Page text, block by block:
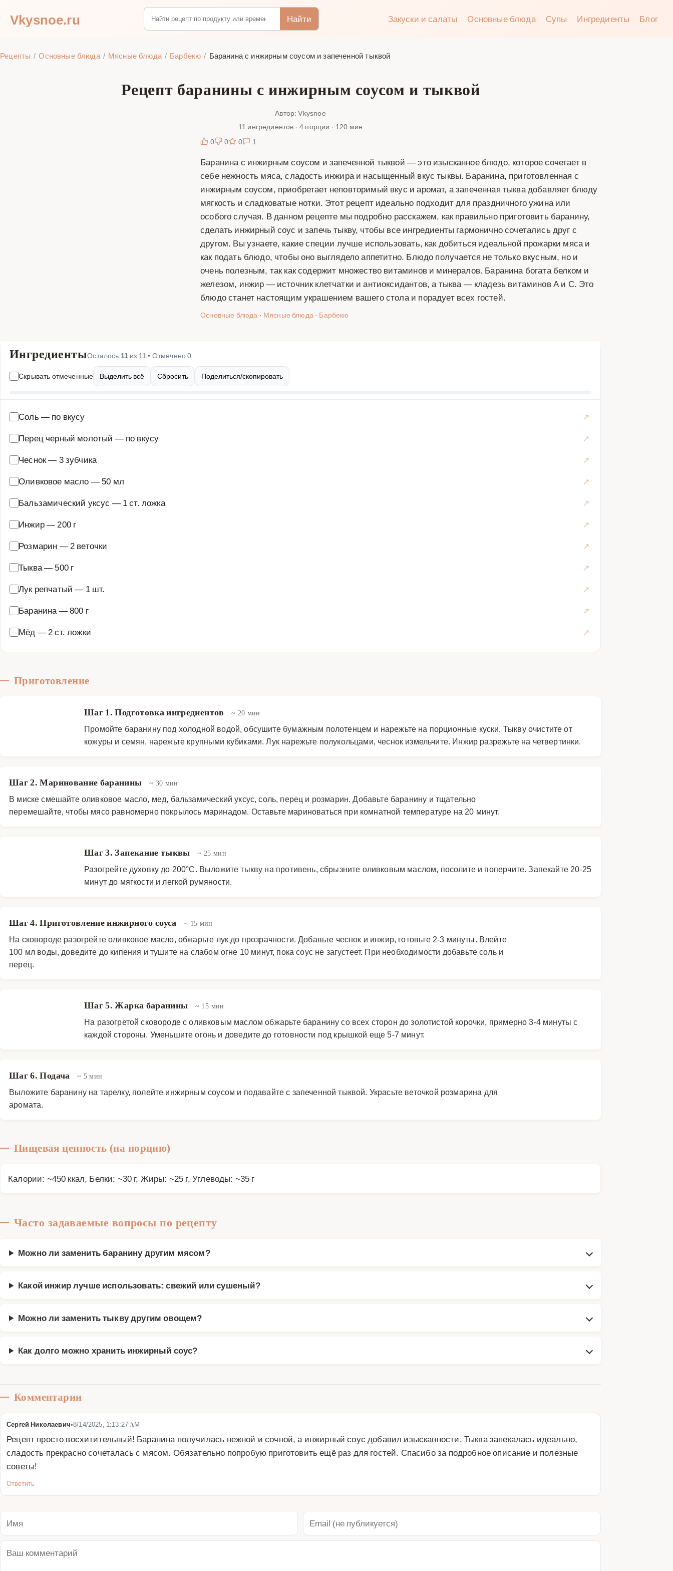
Vkysnoe.ru Найти Закуски и салаты Основные блюда Супы Ингредиенты Блог
Рецепты Основные блюда Мясные блюда Барбекю Баранина с инжирным соусом и запеченной тыквой
Рецепт баранины с инжирным соусом и тыквой
Автор: Vkysnoe
11 ингредиентов · 4 порции · 120 мин
0
0 0 1
Баранина с инжирным соусом и запеченной тыквой — это изысканное блюдо, которое сочетает в
себе нежность мяса, сладость инжира и насыщенный вкус тыквы. Баранина, приготовленная с
инжирным соусом, приобретает неповторимый вкус и аромат, а запеченная тыква добавляет блюду
мягкость и сладковатые нотки. Этот рецепт идеально подходит для праздничного ужина или
особого случая. В данном рецепте мы подробно расскажем, как правильно приготовить баранину,
сделать инжирный соус и запечь тыкву, чтобы все ингредиенты гармонично сочетались друг с
другом. Вы узнаете, какие специи лучше использовать, как добиться идеальной прожарки мяса и
как подать блюдо, чтобы оно выглядело аппетитно. Блюдо получается не только вкусным, но и
очень полезным, так как содержит множество витаминов и минералов. Баранина богата белком и
железом, инжир — источник клетчатки и антиоксидантов, а тыква — кладезь витаминов А и С. Это
блюдо станет настоящим украшением вашего стола и порадует всех гостей.
Основные блюда · Мясные блюда· Барбекю
ИнгредиентыОсталось 11 из 11 • Отмечено0
Скрывать отмеченные Выделить всё Сбросить Поделиться/скопировать
Соль — по вкусу
Перец черный молотый — по вкусу
Чеснок— 3 зубчика
Оливковое масло — 50 мл
Бальзамический уксус — 1 ст. ложка
Инжир— 200 г
Розмарин — 2 веточки
Тыква— 500 г
Лук репчатый — 1 шт.
Баранина —800 г
Мёд — 2 ст. ложки
Приготовление
Шаг 1. Подготовка ингредиентов ~ 20 мин
Промойте баранину под холодной водой, обсушите бумажным полотенцем и нарежьте на порционные куски. Тыкву очистите от
кожуры и семян, нарежьте крупными кубиками. Лук нарежьте полукольцами, чеснок измельчите. Инжир разрежьте на четвертинки.
Шаг 2. Маринование баранины ~ 30 мин
В миске смешайте оливковое масло, мед, бальзамический уксус, соль, перец и розмарин. Добавьте баранину и тщательно
перемешайте, чтобы мясо равномерно покрылось маринадом. Оставьте мариноваться при комнатной температуре на 20 минут.
Шаг 3. Запекание тыквы ~ 25 мин
Разогрейте духовку до 200°C. Выложите тыкву на противень, сбрызните оливковым маслом, посолите и поперчите. Запекайте 20-25
минут до мягкости и легкой румяности.
Шаг 4. Приготовление инжирного соуса ~ 15 мин
На сковороде разогрейте оливковое масло, обжарьте лук до прозрачности. Добавьте чеснок и инжир, готовьте 2-3 минуты. Влейте
100 мл воды, доведите до кипения и тушите на слабом огне 10 минут, пока соус не загустеет. При необходимости добавьте соль и
перец.
Шаг 5. Жарка баранины ~ 15 мин
На разогретой сковороде с оливковым маслом обжарьте баранину со всех сторон до золотистой корочки, примерно 3-4 минуты с
каждой стороны. Уменьшите огонь и доведите до готовности под крышкой еще 5-7 минут.
Шаг 6. Подача ~ 5 мин
Выложите баранину на тарелку, полейте инжирным соусом и подавайте с запеченной тыквой. Украсьте веточкой розмарина для
аромата.
Пищевая ценность (на порцию)
Калории: ~450 ккал, Белки: ~30 г, Жиры: ~25 г, Углеводы: ~35 г
Часто задаваемые вопросы по рецепту
Можно ли заменить баранину другим мясом?
Какой инжир лучше использовать: свежий или сушеный?
Можно ли заменить тыкву другим овощем?
Как долго можно хранить инжирный соус?
Комментарии
Сергей Николаевич•8/14/2025, 1:13:27 AM
Рецепт просто восхитительный! Баранина получилась нежной и сочной, а инжирный соус добавил изысканности. Тыква запекалась идеально,
сладость прекрасно сочеталась с мясом. Обязательно попробую приготовить ещё раз для гостей. Спасибо за подробное описание и полезные
советы!
Ответить